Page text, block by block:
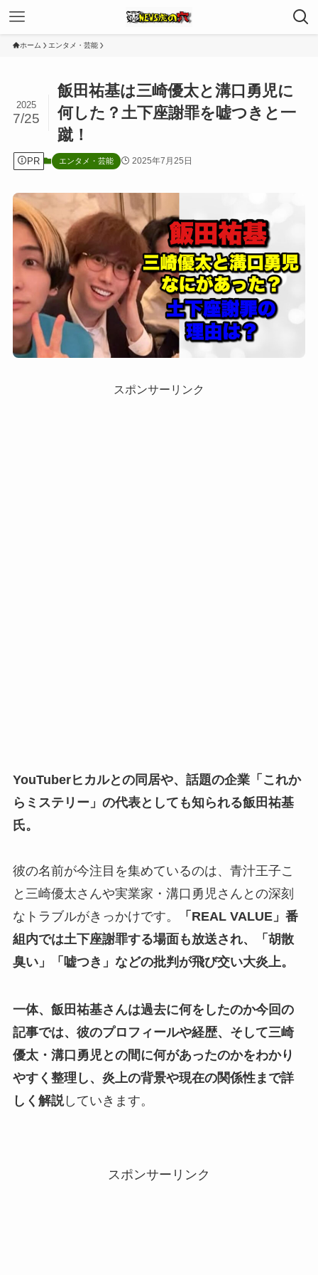
ホーム エンタメ・芸能
飯田祐基は三崎優太と溝口勇児に
何した？土下座謝罪を嘘つきと一
蹴！
2025
7/25
PR エンタメ・芸能 2025年7月25日
スポンサーリンク
YouTuberヒカルとの同居や、話題の企業「これか
らミステリー」の代表としても知られる飯田祐基
氏。
彼の名前が今注目を集めているのは、青汁王子こ
と三崎優太さんや実業家・溝口勇児さんとの深刻
なトラブルがきっかけです。
「REAL VALUE」番
組内では土下座謝罪する場面も放送され、「胡散
臭い」「嘘つき」などの批判が飛び交い大炎上。
一体、飯田祐基さんは過去に何をしたのか今回の
記事では、彼のプロフィールや経歴、そして三崎
優太・溝口勇児との間に何があったのかをわかり
やすく整理し、炎上の背景や現在の関係性まで詳
しく解説していきます。
スポンサーリンク